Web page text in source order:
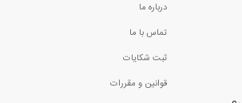
درباره ما
تماس با ما
ثبت شکایات
قوانین و مقررات